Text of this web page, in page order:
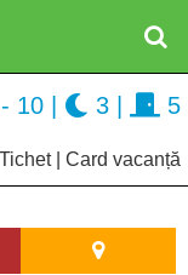
Tichet | Card vacanță
10 3 5